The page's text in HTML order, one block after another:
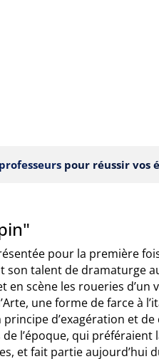
pour réussir vos
pour la première fois
son talent de dramaturge
scène les roueries d’un
une forme de farce à
d’exagération et
l’époque, qui préféraient
et fait partie aujourd’hui